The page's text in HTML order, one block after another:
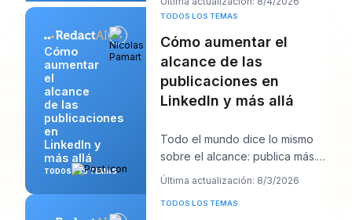
Aparecen unos cuant
Cómo
aumentar
el
alcance
de las
publicaciones
en
LinkedIn y
más allá
TODOS LOS TEMAS
TODOS LOS TEMAS
Cómo aumentar el
alcance de las
publicaciones en
LinkedIn y más allá
Todo el mundo dice lo mismo
sobre el alcance: publica más.
Ese consejo suena productivo,
Última actualización: 8/3/2026
TODOS LOS TEMAS